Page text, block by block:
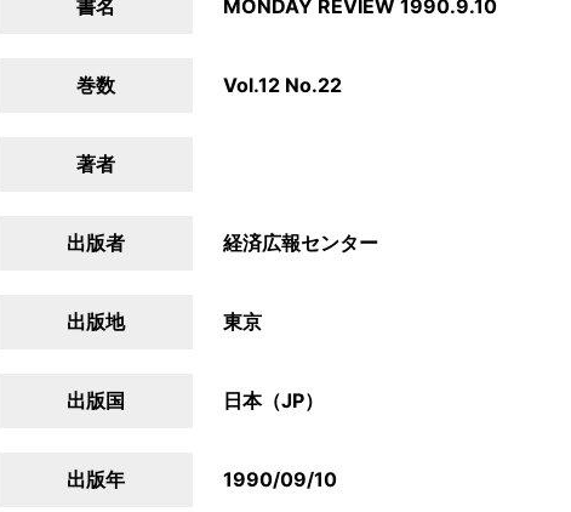
書名 MONDAY REVIEW 1990.9.10
巻数 Vol.12 No.22
著者
出版者 経済広報センター
出版地 東京
出版国 日本（JP）
出版年 1990/09/10